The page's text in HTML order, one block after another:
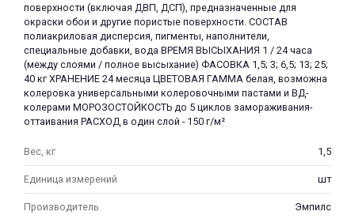
поверхности (включая ДВП, ДСП), предназначенные для
окраски обои и другие пористые поверхности. СОСТАВ
полиакриловая дисперсия, пигменты, наполнители,
специальные добавки, вода ВРЕМЯ ВЫСЫХАНИЯ 1 / 24 часа
(между слоями / полное высыхание) ФАСОВКА 1,5; 3; 6,5; 13; 25;
40 кг ХРАНЕНИЕ 24 месяца ЦВЕТОВАЯ ГАММА белая, возможна
колеровка универсальными колеровочными пастами и ВД-
колерами МОРОЗОСТОЙКОСТЬ до 5 циклов замораживания-
оттаивания РАСХОД в один слой - 150 г/м²
Вес, кг 1,5
Единица измерений шт
Производитель Эмпилс
раз в 2 недели